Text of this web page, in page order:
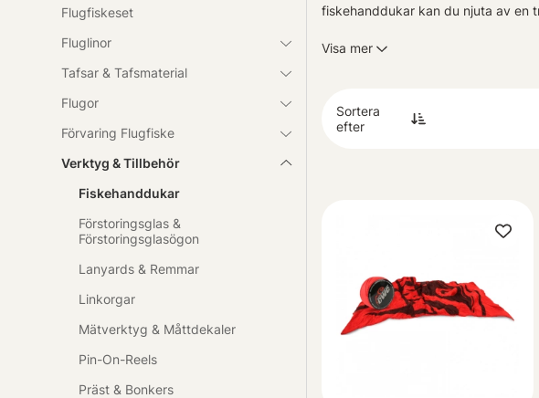
Flugfiskeset
Fluglinor
Tafsar & Tafsmaterial
Flugor
Förvaring Flugfiske
Verktyg & Tillbehör
Fiskehanddukar
Förstoringsglas &
Förstoringsglasögon
Lanyards & Remmar
Linkorgar
Mätverktyg & Måttdekaler
Pin-On-Reels
Präst & Bonkers
fiskehanddukar kan du njuta av en
Visa mer
Sortera
efter